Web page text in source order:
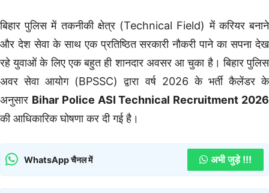
बिहार पुलिस में तकनीकी क्षेत्र (Technical Field) में करियर बनाने
और देश सेवा के साथ एक प्रतिष्ठित सरकारी नौकरी पाने का सपना देख
रहे युवाओं के लिए एक बहुत ही शानदार अवसर आ चुका है। बिहार पुलिस
अवर सेवा आयोग (BPSSC) द्वारा वर्ष 2026 के भर्ती कैलेंडर के
अनुसार Bihar Police ASI Technical Recruitment 2026
की आधिकारिक घोषणा कर दी गई है।
WhatsApp चैनल में अभी जुड़े !!!